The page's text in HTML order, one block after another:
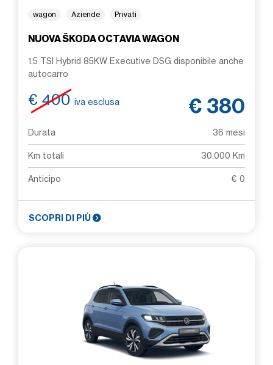
wagon Aziende Privati
NUOVA ŠKODA OCTAVIA WAGON
1.5 TSI Hybrid 85KW Executive DSG disponibile anche
autocarro
€ 400 iva esclusa € 380
Durata 36 mesi
Km totali 30.000 Km
Anticipo € 0
SCOPRI DI PIÙ